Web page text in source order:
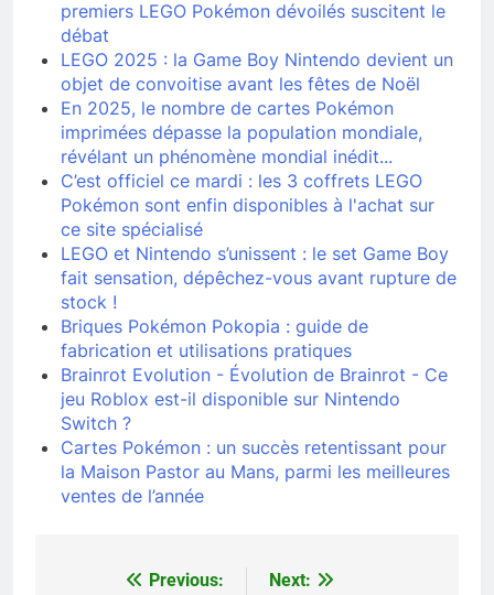
premiers LEGO Pokémon dévoilés suscitent le
débat
LEGO 2025 : la Game Boy Nintendo devient un
objet de convoitise avant les fêtes de Noël
En 2025, le nombre de cartes Pokémon
imprimées dépasse la population mondiale,
révélant un phénomène mondial inédit...
C’est officiel ce mardi : les 3 coffrets LEGO
Pokémon sont enfin disponibles à l'achat sur
ce site spécialisé
LEGO et Nintendo s’unissent : le set Game Boy
fait sensation, dépêchez-vous avant rupture de
stock !
Briques Pokémon Pokopia : guide de
fabrication et utilisations pratiques
Brainrot Evolution - Évolution de Brainrot - Ce
jeu Roblox est-il disponible sur Nintendo
Switch ?
Cartes Pokémon : un succès retentissant pour
la Maison Pastor au Mans, parmi les meilleures
ventes de l’année
NavigationPrevious: Next: